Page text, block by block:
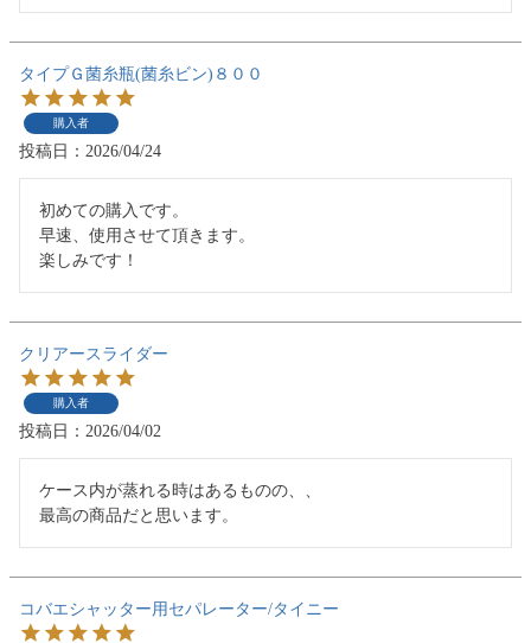
タイプＧ菌糸瓶(菌糸ビン)８００
購入者
投稿日 2026/04/24
初めての購入です。
早速、使用させて頂きます。
楽しみです！
クリアースライダー
購入者
投稿日 2026/04/02
ケース内が蒸れる時はあるものの、、
最高の商品だと思います。
コバエシャッター用セパレーター/タイニー